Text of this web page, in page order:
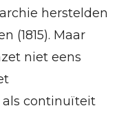
herstelden
(1815). Maar
niet eens
als continuïteit